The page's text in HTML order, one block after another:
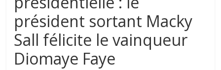
président sortant Macky
Sall félicite le vainqueur
Diomaye Faye